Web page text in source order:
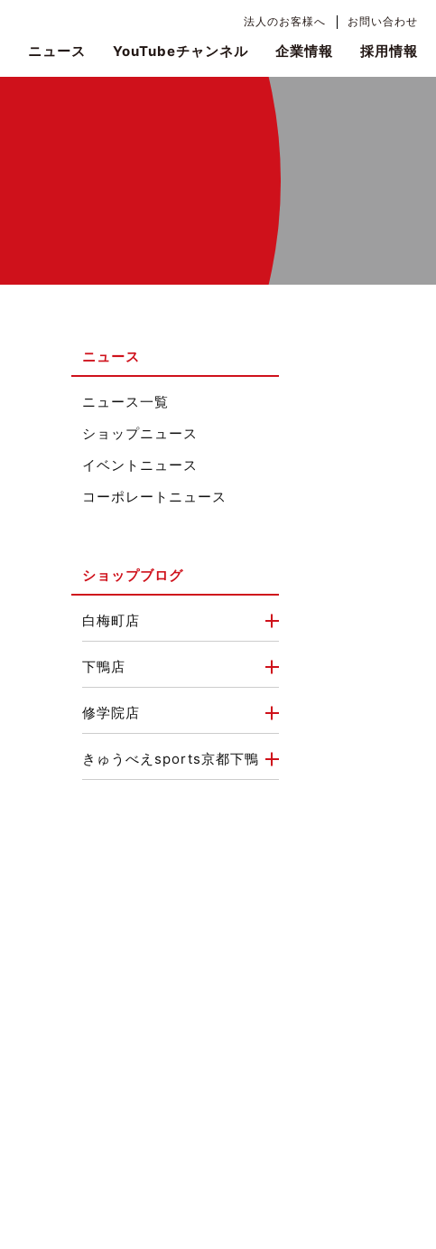
法人のお客様へ お問い合わせ
ニュース YouTubeチャンネル 企業情報 採用情報
ニュース
ニュース一覧
ショップニュース
イベントニュース
コーポレートニュース
ショップブログ
白梅町店
下鴨店
修学院店
きゅうべえsports京都下鴨